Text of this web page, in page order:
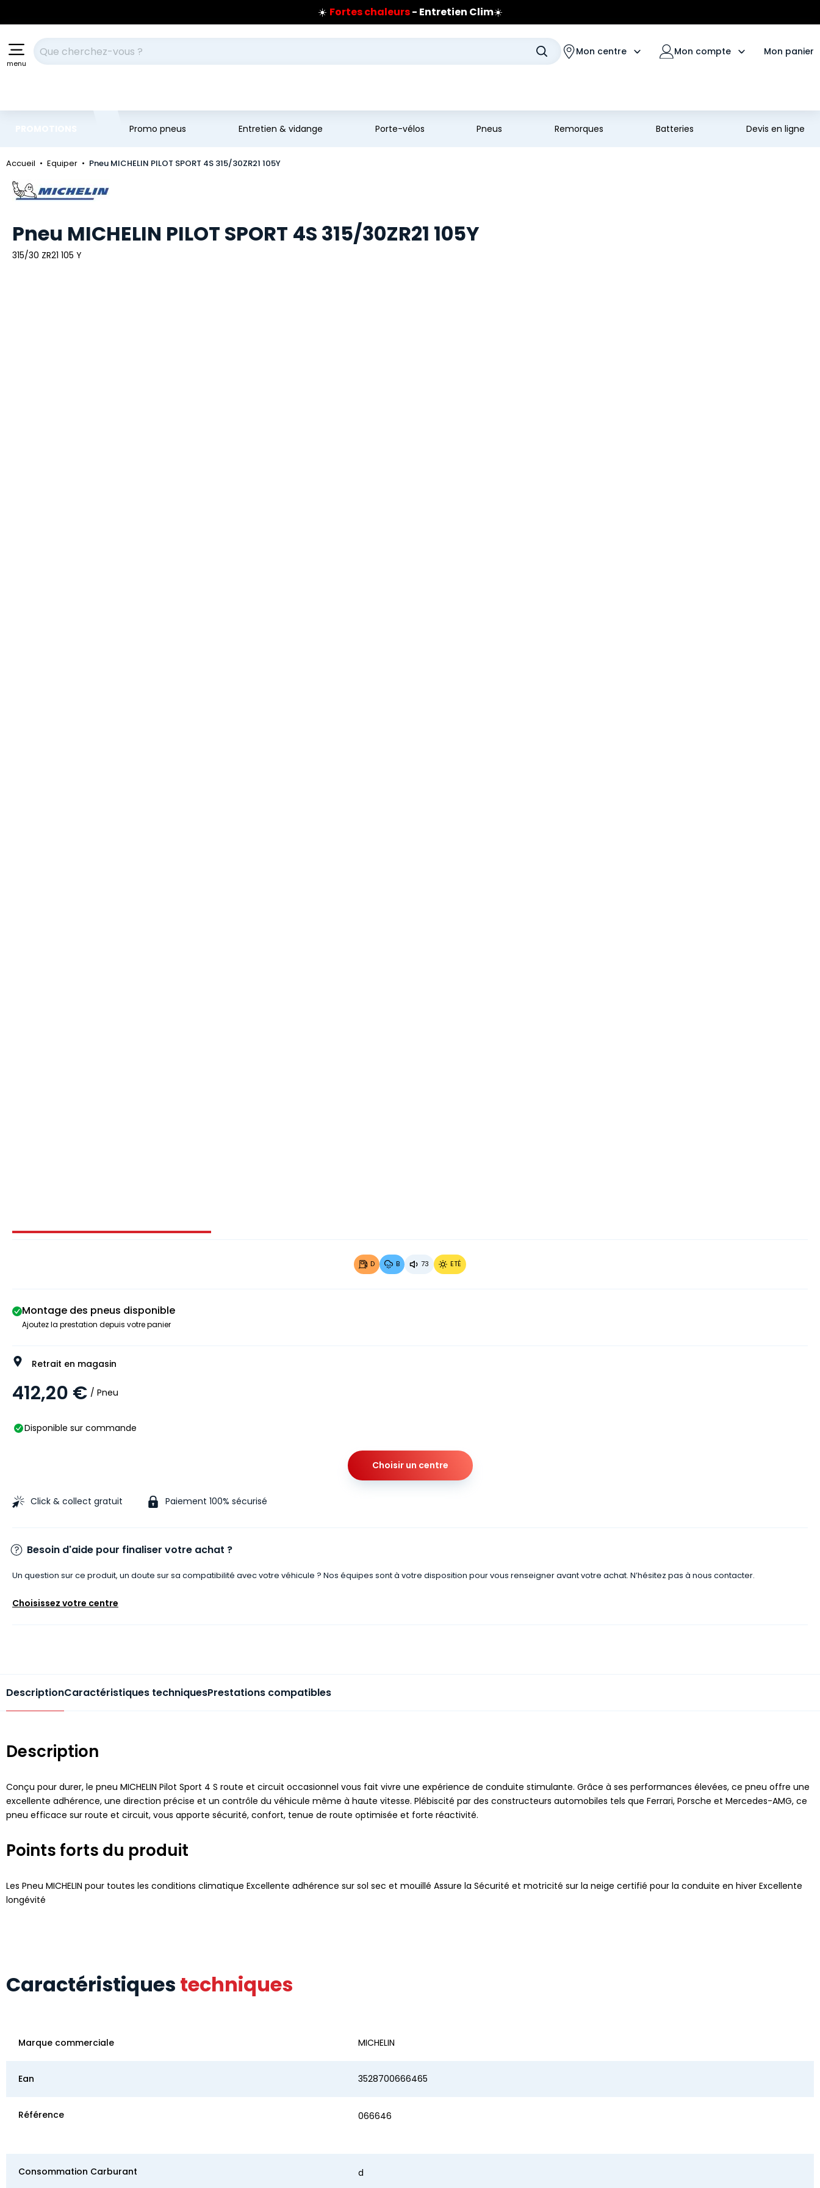
- Entretien Clim
Prix coûtant pneus Bridgestone
sur les pneus Bridgestone
menu
Votre recherche Mon centre Mon compte Mon panier
Promo pneus Entretien & vidange Porte-vélos Pneus Remorques Batteries Devis en ligne
Accueil Equiper Pneu MICHELIN PILOT SPORT 4S 315/30ZR21 105Y
Marque
Pneu MICHELIN PILOT SPORT 4S 315/30ZR21 105Y
315/30 ZR21 105 Y
Image 1 sur 4
D B 73 ETÉ
Montage des pneus disponible
Ajoutez la prestation depuis votre panier
Retrait en magasin
412,20 € / Pneu
Disponible sur commande
Choisir un centre
Click & collect gratuit Paiement 100% sécurisé
Besoin d'aide pour finaliser votre achat ?
Un question sur ce produit, un doute sur sa compatibilité avec votre véhicule ? Nos équipes sont à votre disposition pour vous renseigner avant votre achat. N’hésitez pas à nous contacter.
Choisissez votre centre
DescriptionCaractéristiques techniquesPrestations compatibles
Description
Conçu pour durer, le pneu MICHELIN Pilot Sport 4 S route et circuit occasionnel vous fait vivre une expérience de conduite stimulante. Grâce à ses performances élevées, ce pneu offre une
excellente adhérence, une direction précise et un contrôle du véhicule même à haute vitesse. Plébiscité par des constructeurs automobiles tels que Ferrari, Porsche et Mercedes-AMG, ce
pneu efficace sur route et circuit, vous apporte sécurité, confort, tenue de route optimisée et forte réactivité.
Points forts du produit
Les Pneu MICHELIN pour toutes les conditions climatique Excellente adhérence sur sol sec et mouillé Assure la Sécurité et motricité sur la neige certifié pour la conduite en hiver Excellente
longévité
Caractéristiques techniques
Marque commerciale MICHELIN
Ean 3528700666465
Référence 066646
Consommation Carburant d